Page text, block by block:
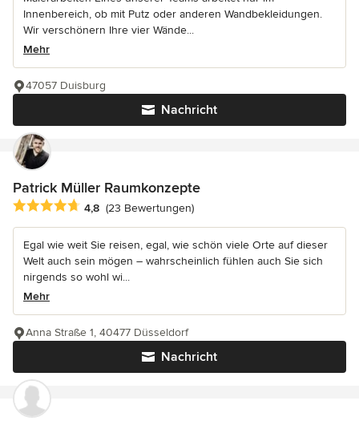
Innenbereich, ob mit Putz oder anderen Wandbekleidungen.
Wir verschönern Ihre vier Wände...
Mehr
Nachricht
47057 Duisburg
Patrick Müller Raumkonzepte
Durchschnittliche Bewertung: 4.8 von 5 Sternen
4,8 (23 Bewertungen)
Egal wie weit Sie reisen, egal, wie schön viele Orte auf dieser
Welt auch sein mögen – wahrscheinlich fühlen auch Sie sich
nirgends so wohl wi...
Mehr
Nachricht
Anna Straße 1, 40477 Düsseldorf